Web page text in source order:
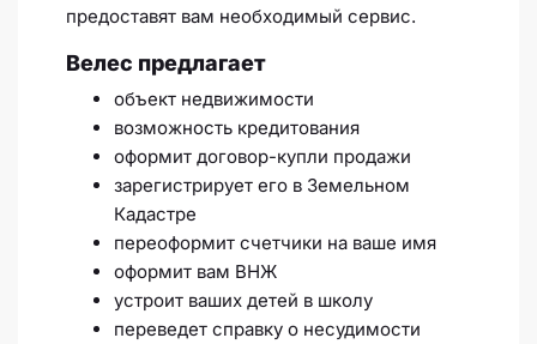
предоставят вам необходимый сервис.
Велес предлагает
объект недвижимости
возможность кредитования
оформит договор-купли продажи
зарегистрирует его в Земельном
Кадастре
переоформит счетчики на ваше имя
оформит вам ВНЖ
устроит ваших детей в школу
переведет справку о несудимости